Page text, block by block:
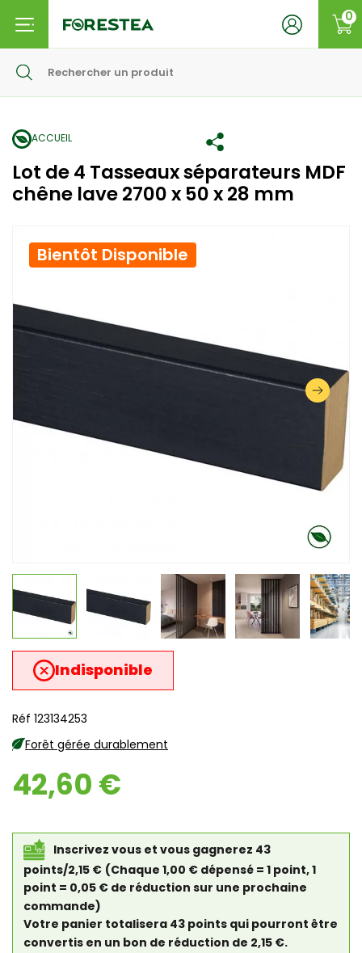
0
ACCUEIL
Lot de 4 Tasseaux séparateurs MDF
chêne lave 2700 x 50 x 28 mm
Bientôt Disponible
Indisponible
Réf 123134253
Forêt gérée durablement
42,60 €
Inscrivez vous et vous gagnerez 43
points/2,15 € (Chaque 1,00 € dépensé = 1 point, 1
point = 0,05 € de réduction sur une prochaine
commande)
Votre panier totalisera 43 points qui pourront être
convertis en un bon de réduction de 2,15 €.